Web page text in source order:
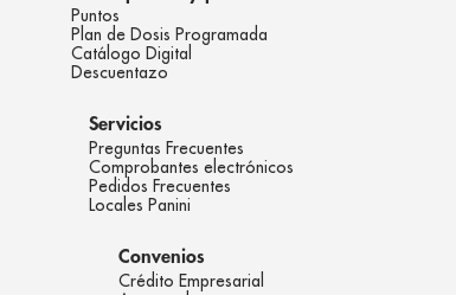
Puntos
Plan de Dosis Programada
Catálogo Digital
Descuentazo
Servicios
Preguntas Frecuentes
Comprobantes electrónicos
Pedidos Frecuentes
Locales Panini
Convenios
Crédito Empresarial